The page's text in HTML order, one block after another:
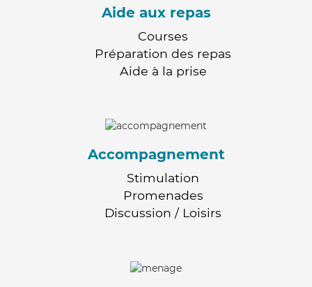
Aide aux repas
Courses
Préparation des repas
Aide à la prise
Accompagnement
Stimulation
Promenades
Discussion / Loisirs